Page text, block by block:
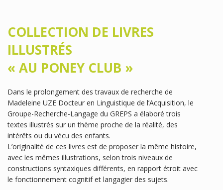
COLLECTION DE LIVRES
ILLUSTRÉS
« AU PONEY CLUB »
Dans le prolongement des travaux de recherche de
Madeleine UZE Docteur en Linguistique de l’Acquisition, le
Groupe-Recherche-Langage du GREPS a élaboré trois
textes illustrés sur un thème proche de la réalité, des
intérêts ou du vécu des enfants.
L’originalité de ces livres est de proposer la même histoire,
avec les mêmes illustrations, selon trois niveaux de
constructions syntaxiques différents, en rapport étroit avec
le fonctionnement cognitif et langagier des sujets.